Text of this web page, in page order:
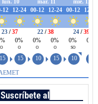
Suscríbete al boletín